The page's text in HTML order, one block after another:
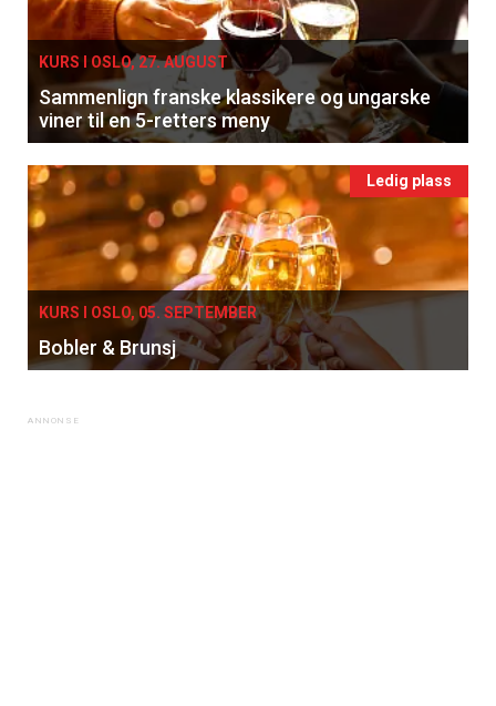
KURS I OSLO, 27. AUGUST
Sammenlign franske klassikere og ungarske
viner til en 5-retters meny
Ledig plass
KURS I OSLO, 05. SEPTEMBER
Bobler & Brunsj